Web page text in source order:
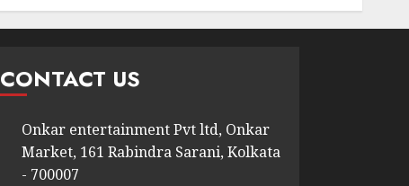
CONTACT US
Onkar entertainment Pvt ltd, Onkar
Market, 161 Rabindra Sarani, Kolkata
- 700007